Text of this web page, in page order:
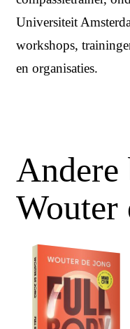
Universiteit
workshops,
en organisaties.
Andere
Wouter